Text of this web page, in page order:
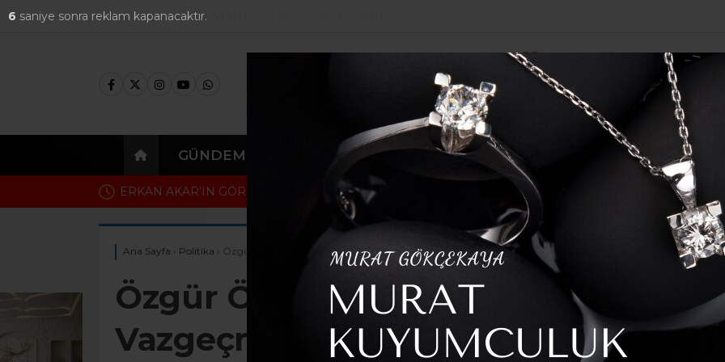
FOTOGALERİ
GÜNDEM EKONOMI POLITIKA SPOR HABER ARŞIV
İzmir soruşturmasında dikkat çeken gelişme: Veli Ağbaba’nın ‘Her şeyine kefilim” dediği Süleyman
Ağbaba’nın ortağı çıktı
Ana Sayfa › Politika › Özgür Özel: “Mücadeleden Vazgeçmeyeceğiz”
Özgür Özel: “Mücadeleden
Vazgeçmeyeceğiz”
4 saniye sonra reklam kapanacaktır.